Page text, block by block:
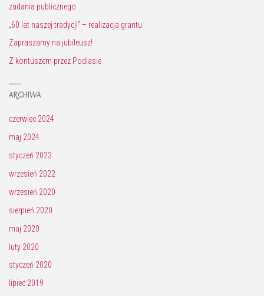
zadania publicznego
„60 lat naszej tradycji” – realizacja grantu.
Zapraszamy na jubileusz!
Z kontuszem przez Podlasie
ARCHIWA
czerwiec 2024
maj 2024
styczeń 2023
wrzesień 2022
wrzesień 2020
sierpień 2020
maj 2020
luty 2020
styczeń 2020
lipiec 2019